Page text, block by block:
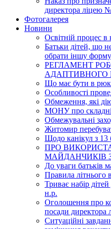
директора ліцею
Фотогалерея
Новини
Освітній процес в
Батьки дітей, що
обрати іншу
РЕГЛАМЕНТ
АДАПТИВНОГО
Що має бути в
Особливості
Обмеження, які
МОНУ про
Обмежувальні
Житомир
Щодо канікул з 13
ПРО
МАЙДАНЧИКІВ
До уваги батьків
Правила літнього
Триває набір
н.р.
Оголошення про
посади
Ситуаційні